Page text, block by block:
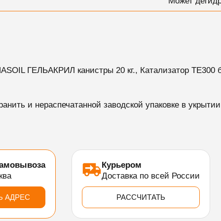
ГЕЛЬАКРИЛ канистры 20 кг., Катализатор TE300
и нераспечатанной заводской упаковке в
АДРЕС
Курьером
Доставка по всей России
РАССЧИТАТЬ